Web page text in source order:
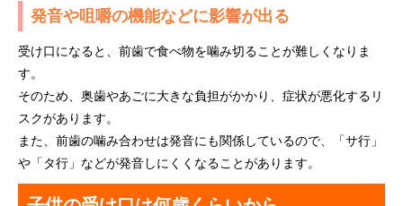
発音や咀嚼の機能などに影響が出る
受け口になると、前歯で食べ物を噛み切ることが難しくなりま
す。
そのため、奥歯やあごに大きな負担がかかり、症状が悪化するリ
スクがあります。
また、前歯の噛み合わせは発音にも関係しているので、「サ行」
や「タ行」などが発音しにくくなることがあります。